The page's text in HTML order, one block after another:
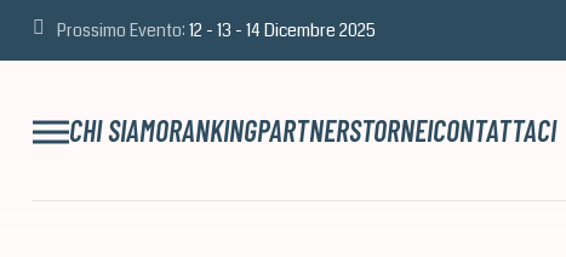
Prossimo Evento: 12 - 13 - 14 Dicembre 2025
CHI SIAMORANKINGPARTNERSTORNEICONTATTACI